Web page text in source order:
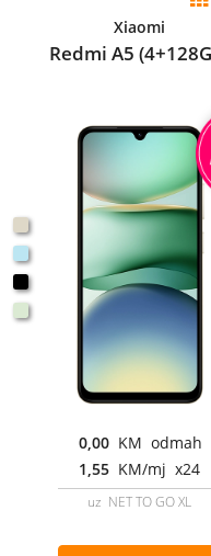
Xiaomi
Redmi A5
0,00 KM odmah
1,55 KM/mj x24
uz NET TO GO XL